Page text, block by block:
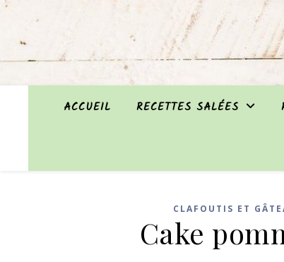
ACCUEIL RECETTES SALÉES
CLAFOUTIS ET
Cake